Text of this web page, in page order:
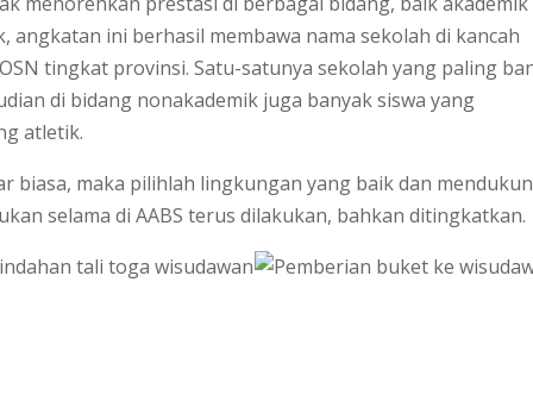
angkatan ini berhasil membawa nama sekolah di kancah
tingkat provinsi. Satu-satunya sekolah yang paling
di bidang nonakademik juga banyak siswa yang
atletik.
biasa, maka pilihlah lingkungan yang baik dan
selama di AABS terus dilakukan, bahkan ditingkatkan.